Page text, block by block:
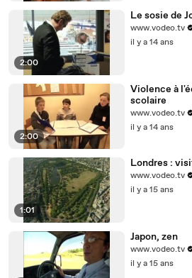
2:00
Le sosie de
www.vodeo.tv
il y a 14 ans
2:00
Violence à
scolaire
www.vodeo.tv
il y a 14 ans
1:01
Londres :
www.vodeo.tv
il y a 15 ans
Japon, zen
www.vodeo.tv
il y a 15 ans